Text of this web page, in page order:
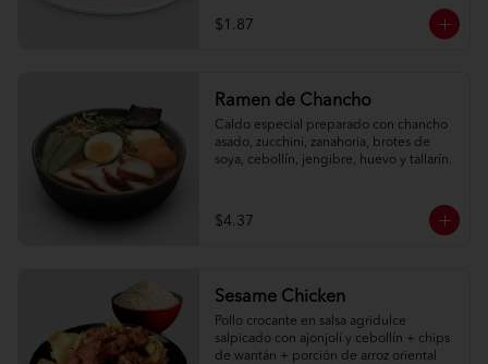
$1.87
Ramen de Chancho
Caldo especial preparado con chancho
asado, zucchini, zanahoria, brotes de
soya, cebollín, jengibre, huevo y tallarín.
$4.37
Sesame Chicken
Pollo crocante en salsa agridulce
salpicado con ajonjolí y cebollín + chips
de wantán + porción de arroz oriental